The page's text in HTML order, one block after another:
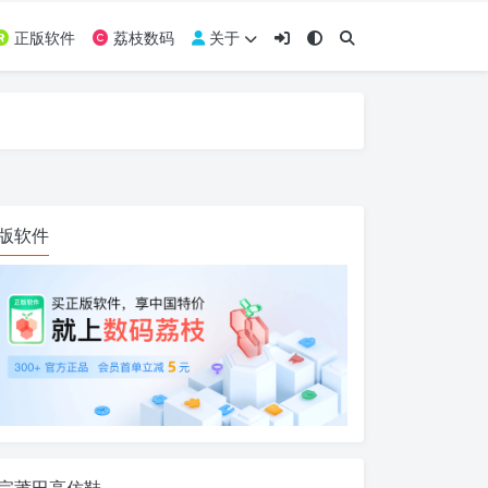
正版软件 荔枝数码 关于
软件